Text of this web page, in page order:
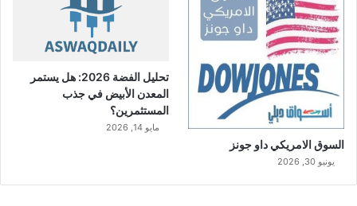
السوق الامريكي داو جونز
يونيو 30, 2026
تحليل الفضة 2026: هل يستمر
المعدن الأبيض في جذب
المستثمرين؟
مايو 14, 2026